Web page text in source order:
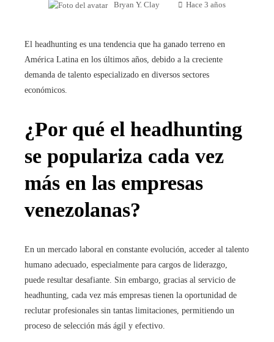
Bryan Y. Clay Hace 3 años
El headhunting es una tendencia que ha ganado terreno en
América Latina en los últimos años, debido a la creciente
demanda de talento especializado en diversos sectores
económicos.
¿Por qué el headhunting
se populariza cada vez
más en las empresas
venezolanas?
En un mercado laboral en constante evolución, acceder al talento
humano adecuado, especialmente para cargos de liderazgo,
puede resultar desafiante. Sin embargo, gracias al servicio de
headhunting, cada vez más empresas tienen la oportunidad de
reclutar profesionales sin tantas limitaciones, permitiendo un
proceso de selección más ágil y efectivo.